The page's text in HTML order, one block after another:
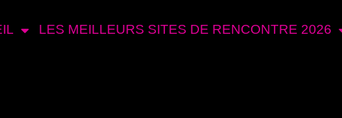
LES MEILLEURS SITES DE RENCONTRE 2026